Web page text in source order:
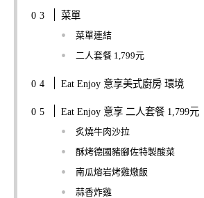
菜單
菜單連結
二人套餐 1,799元
Eat Enjoy 意享美式廚房 環境
Eat Enjoy 意享 二人套餐 1,799元
炙燒牛肉沙拉
酥烤德國豬腳佐特製酸菜
南瓜熔岩烤雞燉飯
蒜香炸雞